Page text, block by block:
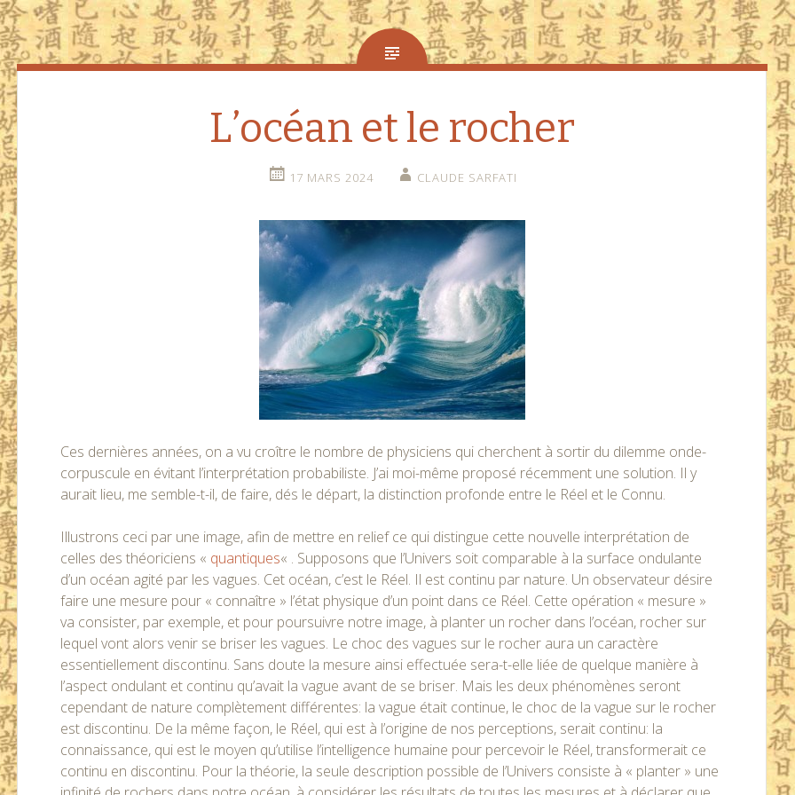
L’océan et le rocher
17 MARS 2024 CLAUDE SARFATI
Ces dernières années, on a vu croître le nombre de physiciens qui cherchent à sortir du dilemme onde-
corpuscule en évitant l’interprétation probabiliste. J’ai moi-même proposé récemment une solution. Il y
aurait lieu, me semble-t-il, de faire, dés le départ, la distinction profonde entre le Réel et le Connu.
Illustrons ceci par une image, afin de mettre en relief ce qui distingue cette nouvelle interprétation de
celles des théoriciens « quantiques« . Supposons que l’Univers soit comparable à la surface ondulante
d’un océan agité par les vagues. Cet océan, c’est le Réel. Il est continu par nature. Un observateur désire
faire une mesure pour « connaître » l’état physique d’un point dans ce Réel. Cette opération « mesure »
va consister, par exemple, et pour poursuivre notre image, à planter un rocher dans l’océan, rocher sur
lequel vont alors venir se briser les vagues. Le choc des vagues sur le rocher aura un caractère
essentiellement discontinu. Sans doute la mesure ainsi effectuée sera-t-elle liée de quelque manière à
l’aspect ondulant et continu qu’avait la vague avant de se briser. Mais les deux phénomènes seront
cependant de nature complètement différentes: la vague était continue, le choc de la vague sur le rocher
est discontinu. De la même façon, le Réel, qui est à l’origine de nos perceptions, serait continu: la
connaissance, qui est le moyen qu’utilise l’intelligence humaine pour percevoir le Réel, transformerait ce
continu en discontinu. Pour la théorie, la seule description possible de l’Univers consiste à « planter » une